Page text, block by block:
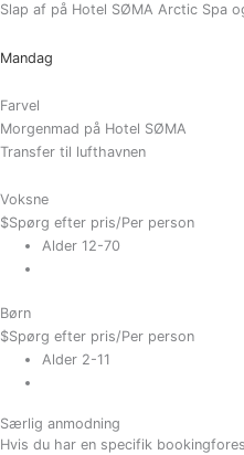
Slap af på Hotel SØMA Arctic Spa
Mandag
Farvel
Morgenmad på Hotel SØMA
Transfer til lufthavnen
Voksne
$Spørg efter pris/Per person
Alder 12-70
Børn
$Spørg efter pris/Per person
Alder 2-11
Særlig anmodning
Hvis du har en specifik